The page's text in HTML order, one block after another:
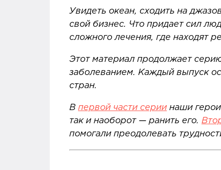
Увидеть океан, сходить на
свой бизнес. Что придает сил
сложного лечения, где находят
Этот материал продолжает
заболеванием. Каждый выпуск
стран.
В первой части серии наши
так и наоборот — ранить его.
помогали преодолевать